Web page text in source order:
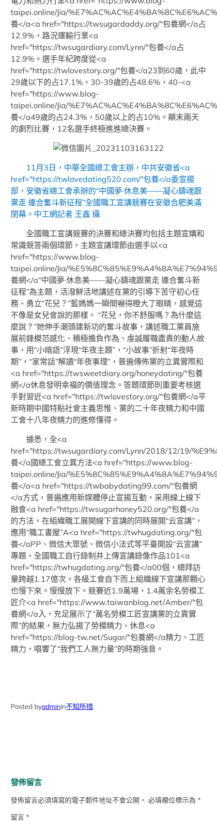
taipei.online/Jia/
養</a<a href="https://twsugardaddy.org/"包養網</a占
12.9%，路況運輸行業<a
href="https://twsugardiary.com/Lynn/"包養</a占
12.9%。選手年紀跨度從<a
href="https://twlovestory.org/"包養</a23到60歲，此中
29歲以下的占17.1%，30-39歲的占48.6%，40-<a
href="https://www.blog-
taipei.online/Jia/
養</a49歲的占24.3%，50歲以上的占10%。顛末兩天
的劇烈比賽，12名選手終極進進總決賽。
11月3日，中華全國總工會主辦，中共安徽省<a
href="https://twlovedating520.com/"包養</a委宣揚
部、安徽省總工會承辦的“中國夢·休息美——凝心鑄魂跟
黨走 連合奮斗新征程”全國職工宣講競賽在安徽合肥美滿
閉幕。中工網記者 王鑫 攝
全國職工宣講競賽的決賽和總決賽均包括主題宣媾和
常識競答兩個環節。主題宣講環節由選手以<a
href="https://www.blog-
taipei.online/Jia/
養網</a“中國夢·休息美——凝心鑄魂跟黨走 連合奮斗新
征程”為主題，活潑鮮活地講述在黨的引導下苦守初心任
務、勇立“花兒？”藍媽媽一瞬間嚇得瞪大了眼睛，感覺這
不像是女兒會說的那樣。 “花兒，你不舒服嗎？為什麼這
麼說？”她伸手潮頭建新功的奮斗故事，講述職工黨員施
展前鋒模范感化、積極擔負作為、虔誠履職盡責的動人故
事，用“小暗語”浮現“年夜主題”，“小故事”折射“年夜時
期”，“家常話”解讀“年夜事理”，普遍傳佈黨的立異實際和
<a href="https://twsweetdiary.org/honeydating/"包養
網</a休息發明幸福的價值理念。答題環節則重要考核選
手對習近<a href="https://twlovestory.org/"包養網</a平
新時期中國特點社會主義思惟、黨的二十年夜精力和中國
工會十八年夜精力的進修懂得。
據悉，全<a
href="https://twsugardiary.com/Lynn/2018/12/19/
養</a國總工會立異方法<a href="https://www.blog-
taipei.online/Jia/
養</a<a href="https://twbabydating99.com/"包養網
</a方式，普遍應用新媒體停止宣揚互動，采用線上線下
融會<a href="https://twsugarhoney520.org/"包養</a
的方法，在組織職工展開線下宣講的同時展開“云宣講”，
應用“職工書屋”A<a href="https://twhugdating.org/"包
養</aPP、微信大眾號、微信小法式等平臺開設“云宣講”
專題，全國職工自行錄制并上傳宣講錄像作品101<a
href="https://twhugdating.org/"包養</a00個，總拜訪
量跨越1.17億次。各級工會自下而上組織線下宣講那顆心
也慢下來。慢慢放下。競賽近1.9萬場，1.4萬余名勞模工
匠介<a href="https://www.taiwanblog.net/Amber/"包
養網</a入，充足展示了“萬名勞模工匠宣講黨的立異實
際”的結果，無力弘揚了勞模精力、休息<a
href="https://blog-tw.net/Sugar/"包養網</a精力、工匠
精力，唱響了“我們工人無力量”的時期強音。
Posted byadminin不知所措
發佈留言
發佈留言必須填寫的電子郵件地址不會公開。 必填欄位標示為*
留言*